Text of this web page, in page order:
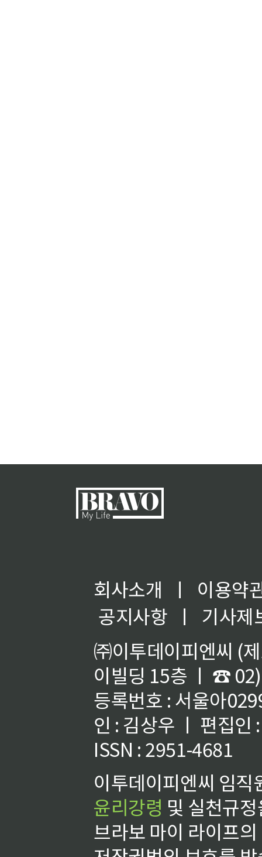
회사소개 ㅣ
이용약
공지사항
ㅣ
기사제
㈜이투데이피엔씨 (
이빌딩 15층 ㅣ ☎
등록번호 : 서울아
인 : 김상우 ㅣ 편집인
ISSN : 2951-4681
이투데이피엔씨 임
윤리강령 및 실천규
브라보 마이 라이프